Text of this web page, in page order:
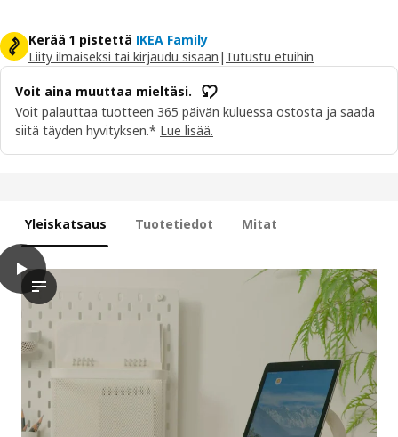
Kerää 1 pistettä IKEA Family
Liity ilmaiseksi tai kirjaudu sisään | Tutustu etuihin
Voit aina muuttaa mieltäsi.
Voit palauttaa tuotteen 365 päivän kuluessa ostosta ja saada
siitä täyden hyvityksen.* Lue lisää.
Yleiskatsaus Tuotetiedot Mitat
play
Videolla esitellään käytännön esittely tabletin HAVREHOJ-
HAVREHOJ Taulutietokoneteline